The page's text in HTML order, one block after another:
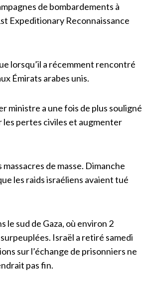
de bombardements à
Expeditionary Reconnaissance
lorsqu’il a récemment rencontré
Émirats arabes unis.
ministre a une fois de plus souligné
les pertes civiles et augmenter
de masse. Dimanche
les raids israéliens avaient tué
sud de Gaza, où environ 2
Israël a retiré samedi
sur l’échange de prisonniers ne
pas fin.